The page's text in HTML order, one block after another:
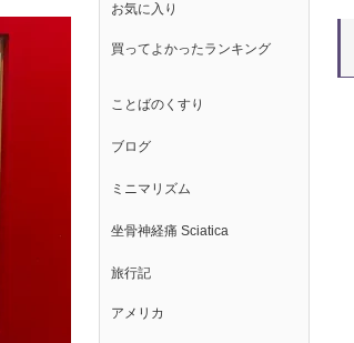
お気に入り
買ってよかったランキング
ことばのくすり
ブログ
ミニマリズム
坐骨神経痛 Sciatica
旅行記
アメリカ